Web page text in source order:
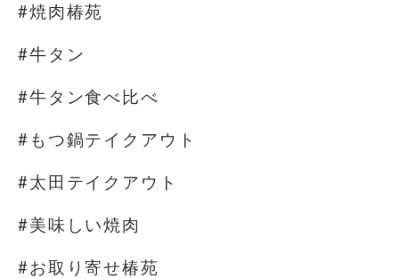
#焼肉椿苑
#牛タン
#牛タン食べ比べ
#もつ鍋テイクアウト
#太田テイクアウト
#美味しい焼肉
#お取り寄せ椿苑